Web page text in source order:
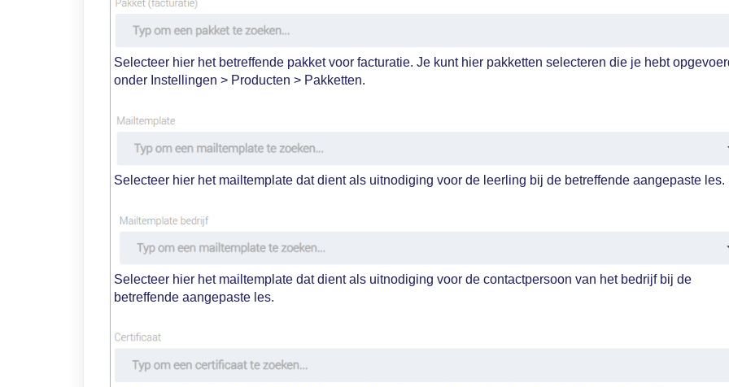
Selecteer hier het betreffende pakket voor facturatie. Je kunt hier pakketten selecteren die je hebt
onder Instellingen > Producten > Pakketten.
Selecteer hier het mailtemplate dat dient als uitnodiging voor de leerling bij de betreffende aangepaste les.
Selecteer hier het mailtemplate dat dient als uitnodiging voor de contactpersoon van het bedrijf bij de
betreffende aangepaste les.